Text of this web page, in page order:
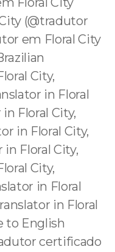
(@tradutor
em Floral City
City,
in Floral
Floral City,
in Floral City,
in Floral City,
City,
in Floral
in Floral
to English
certificado